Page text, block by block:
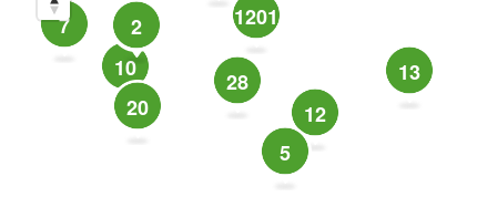
1201
10
28
12
13
7
5
20
2